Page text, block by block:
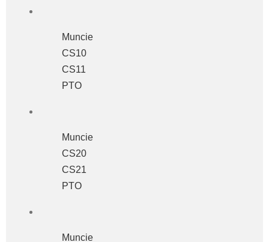
Muncie
CS10
CS11
PTO
Muncie
CS20
CS21
PTO
Muncie